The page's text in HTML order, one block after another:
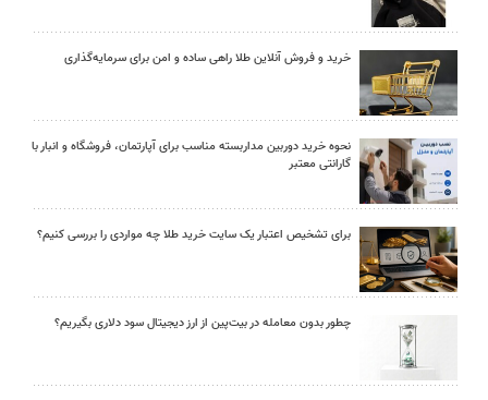
خرید و فروش آنلاین طلا راهی ساده و امن برای سرمایه‌گذاری
نحوه خرید دوربین مداربسته مناسب برای آپارتمان، فروشگاه و انبار با
گارانتی معتبر
برای تشخیص اعتبار یک سایت خرید طلا چه مواردی را بررسی کنیم؟
چطور بدون معامله در بیت‌پین از ارز دیجیتال سود دلاری بگیریم؟